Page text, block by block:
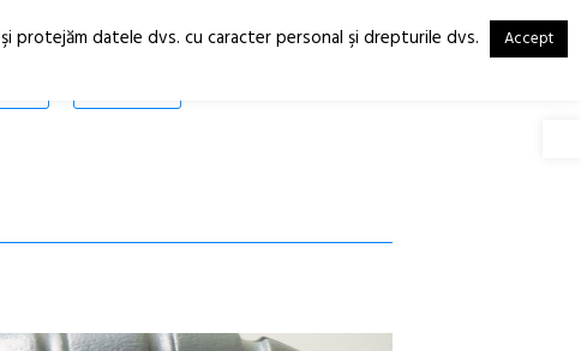
RO
EN
protejăm datele dvs. cu caracter personal şi drepturile dvs. Accept